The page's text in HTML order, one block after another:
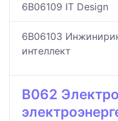
6B06109 IT Design
6B06103
интеллект
B062